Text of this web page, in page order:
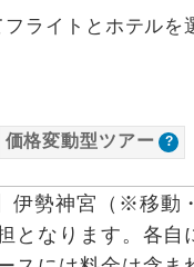
ライトとホテルを
価格変動型ツアー
然遺産を訪ねるコース
絶景スポットに立ち寄
温泉地にも宿泊するコ
をあらかじめご
いたします。
いて
レジットカード決
後にクレジット
決済手続き完了